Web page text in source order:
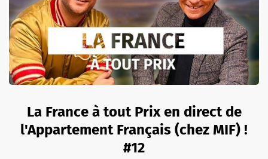
La France à tout Prix en direct de
l'Appartement Français (chez MIF) !
#12